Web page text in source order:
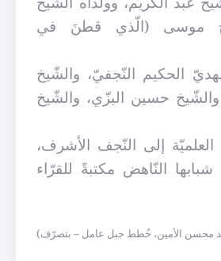
موسى (الّذي قطنَ في
الحكيم النّجفيّ، والشّيخ
والشّيخ حسين البزّي، والشّيخ
العلميّة إلى النّجف الأشرف،
النّاهض مكتبةً للقرّاء
محسن الأمين، خُطط جبل عامل – بتصرّف)